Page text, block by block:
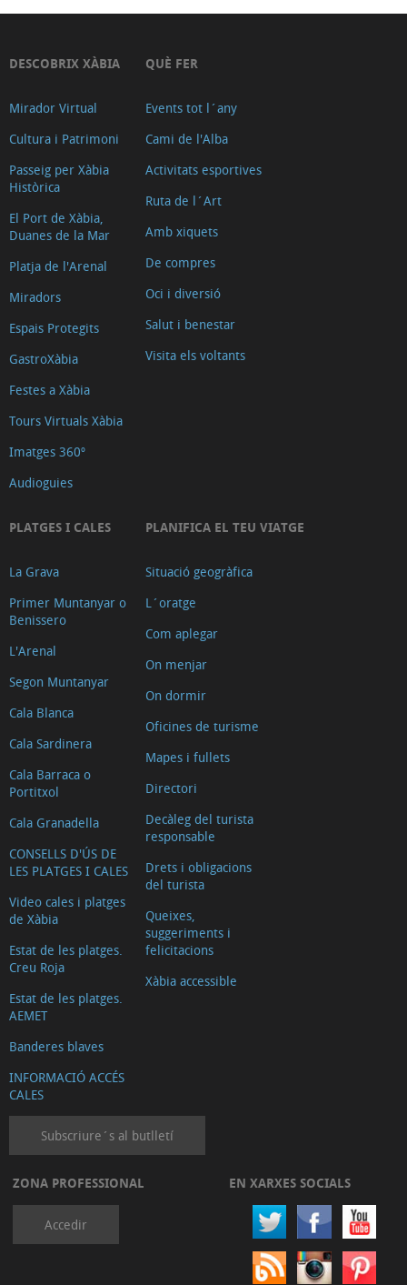
DESCOBRIX XÀBIA
Mirador Virtual
Cultura i Patrimoni
Passeig per Xàbia
Històrica
El Port de Xàbia,
Duanes de la Mar
Platja de l'Arenal
Miradors
Espais Protegits
GastroXàbia
Festes a Xàbia
Tours Virtuals Xàbia
Imatges 360º
Audioguies
QUÈ FER
Events tot l´any
Cami de l'Alba
Activitats esportives
Ruta de l´Art
Amb xiquets
De compres
Oci i diversió
Salut i benestar
Visita els voltants
PLATGES I CALES
La Grava
Primer Muntanyar o
Benissero
L'Arenal
Segon Muntanyar
Cala Blanca
Cala Sardinera
Cala Barraca o
Portitxol
Cala Granadella
CONSELLS D'ÚS DE
LES PLATGES I CALES
Video cales i platges
de Xàbia
Estat de les platges.
Creu Roja
Estat de les platges.
AEMET
Banderes blaves
INFORMACIÓ ACCÉS
CALES
PLANIFICA EL TEU VIATGE
Situació geogràfica
L´oratge
Com aplegar
On menjar
On dormir
Oficines de turisme
Mapes i fullets
Directori
Decàleg del turista
responsable
Drets i obligacions
del turista
Queixes,
suggeriments i
felicitacions
Xàbia accessible
Subscriure´s al butlletí
ZONA PROFESSIONAL
Accedir
EN XARXES SOCIALS